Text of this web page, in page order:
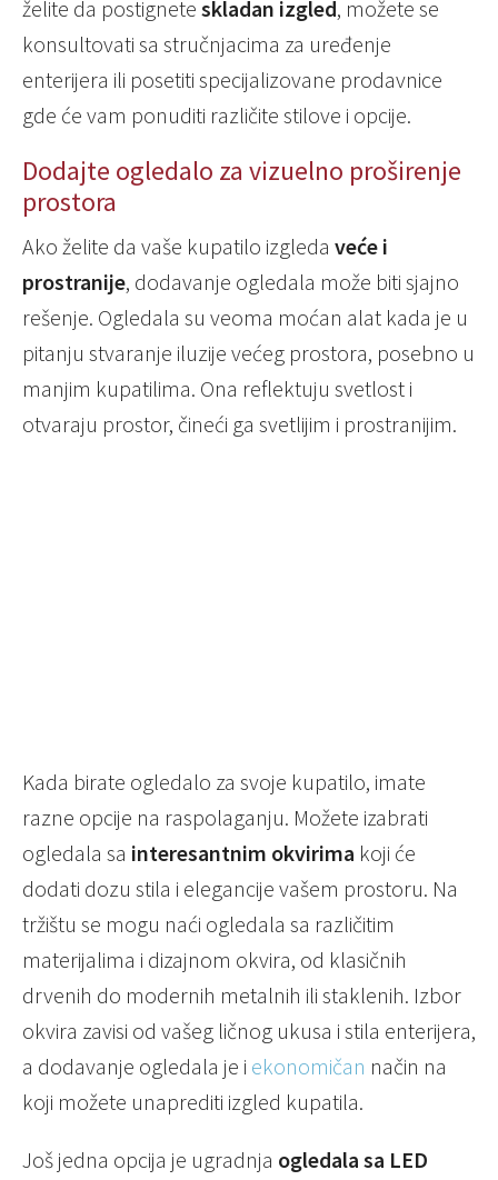
želite da postignete skladan izgled, možete se
konsultovati sa stručnjacima za uređenje
enterijera ili posetiti specijalizovane prodavnice
gde će vam ponuditi različite stilove i opcije.
Dodajte ogledalo za vizuelno proširenje
prostora
Ako želite da vaše kupatilo izgleda veće i
prostranije, dodavanje ogledala može biti sjajno
rešenje. Ogledala su veoma moćan alat kada je u
pitanju stvaranje iluzije većeg prostora, posebno u
manjim kupatilima. Ona reflektuju svetlost i
otvaraju prostor, čineći ga svetlijim i prostranijim.
Kada birate ogledalo za svoje kupatilo, imate
razne opcije na raspolaganju. Možete izabrati
ogledala sa interesantnim okvirima koji će
dodati dozu stila i elegancije vašem prostoru. Na
tržištu se mogu naći ogledala sa različitim
materijalima i dizajnom okvira, od klasičnih
drvenih do modernih metalnih ili staklenih. Izbor
okvira zavisi od vašeg ličnog ukusa i stila enterijera,
a dodavanje ogledala je i ekonomičan način na
koji možete unaprediti izgled kupatila.
Još jedna opcija je ugradnja ogledala sa LED